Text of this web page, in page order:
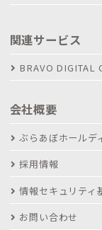
関連サービス
BRAVO DIGITAL
会社概要
ぶらあぼホールデ
採用情報
情報セキュリティ
お問い合わせ